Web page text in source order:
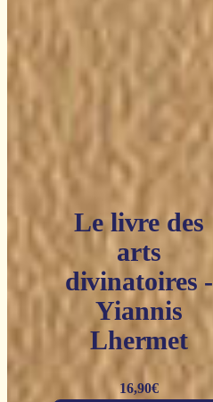
Le livre des
arts
divinatoires -
Yiannis
Lhermet
16,90€